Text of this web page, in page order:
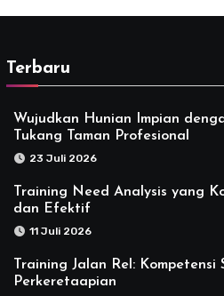
Terbaru
Wujudkan Hunian Impian
Tukang Taman Profesional
23 Juli 2026
Training Need Analysis yang
dan Efektif
11 Juli 2026
Training Jalan Rel: Kompetensi
Perkeretaapian